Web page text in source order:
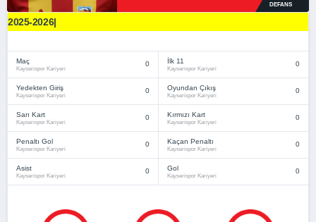
DEFANS
2025-2026|
Maç
Kayserispor Kariyeri
0 İlk 11
Kayserispor Kariyeri
0
Yedekten Giriş
Kayserispor Kariyeri
0 Oyundan Çıkış
Kayserispor Kariyeri
0
Sarı Kart
Kayserispor Kariyeri
0 Kırmızı Kart
Kayserispor Kariyeri
0
Penaltı Gol
Kayserispor Kariyeri
0 Kaçan Penaltı
Kayserispor Kariyeri
0
Asist
Kayserispor Kariyeri
0 Gol
Kayserispor Kariyeri
0